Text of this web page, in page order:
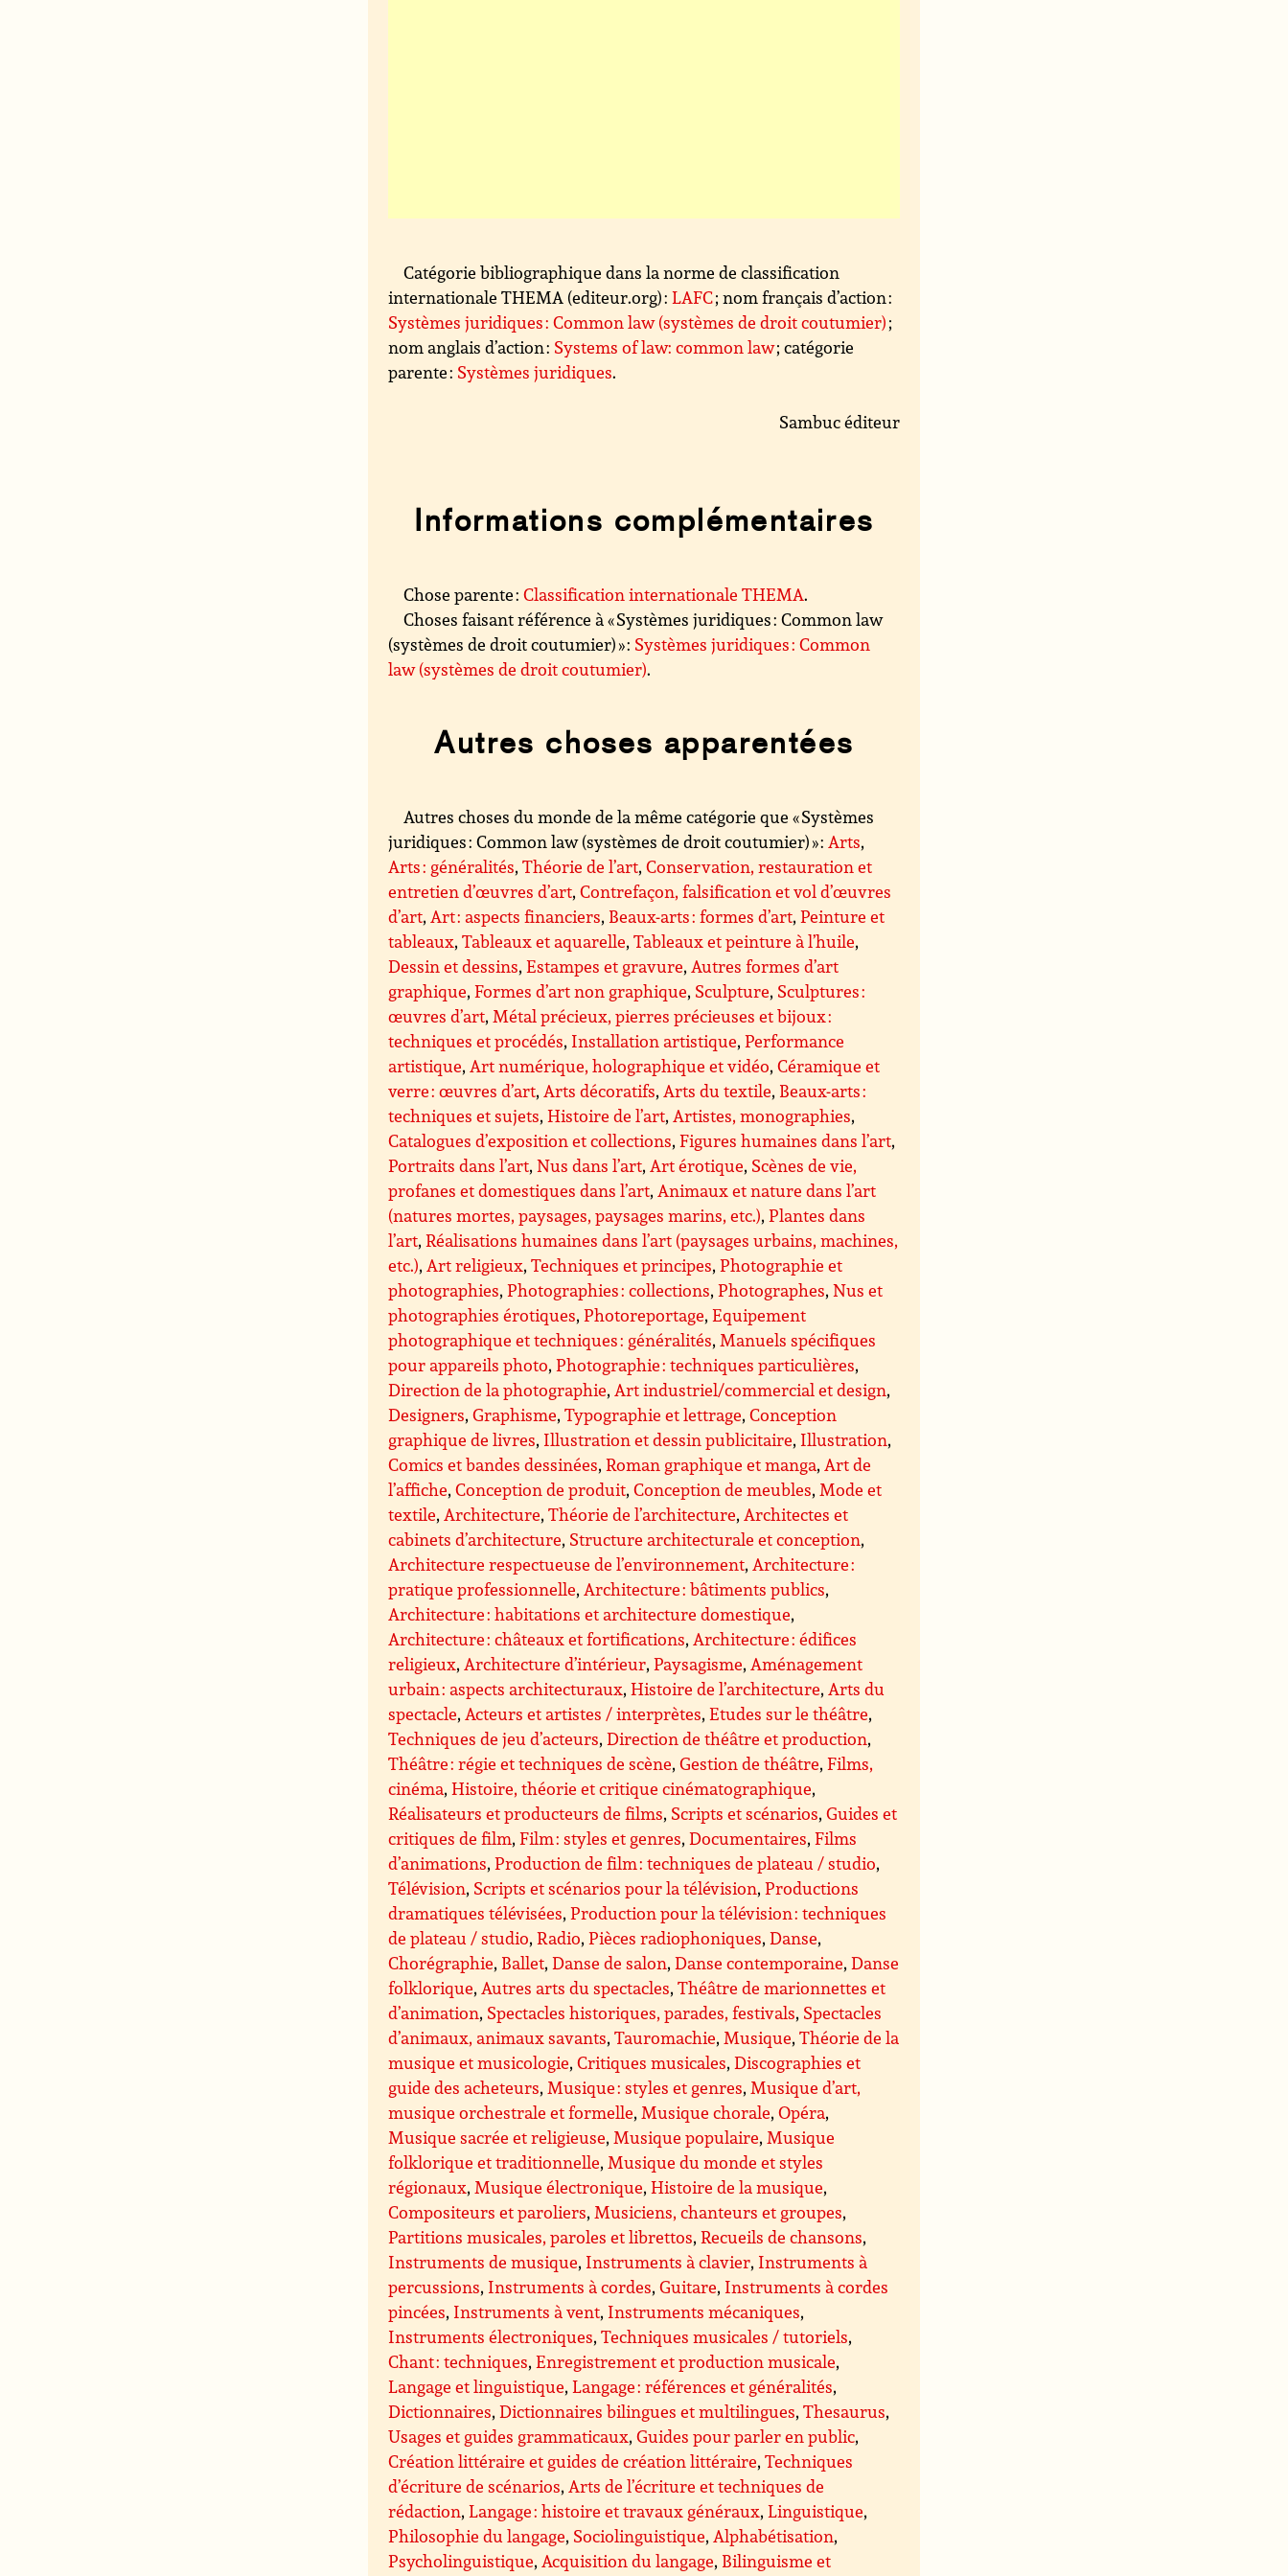
Catégorie bibliographique dans la norme de classification
internationale THEMA (editeur.org) :LAFC; nom français d’action :
Systèmes juridiques : Common law (systèmes de droit coutumier);
nom anglais d’action : Systems of law: common law; catégorie
parente : Systèmes juridiques.
Sambuc éditeur
Informations complémentaires
Chose parente :Classification internationale THEMA.
Choses faisant référence à « Systèmes juridiques : Common law
(systèmes de droit coutumier) » : Systèmes juridiques : Common
law (systèmes de droit coutumier).
Autres choses apparentées
Autres choses du monde de la même catégorie que « Systèmes
juridiques : Common law (systèmes de droit coutumier) » :Arts,
Arts : généralités,Théorie de l’art,Conservation, restauration et
entretien d’œuvres d’art,Contrefaçon, falsification et vol d’œuvres
d’art,Art : aspects financiers, Beaux-arts : formes d’art,Peinture et
tableaux,Tableaux et aquarelle,Tableaux et peinture à l’huile,
Dessin et dessins,Estampes et gravure,Autres formes d’art
graphique,Formes d’art non graphique, Sculpture, Sculptures :
œuvres d’art,Métal précieux, pierres précieuses et bijoux :
techniques et procédés, Installation artistique,Performance
artistique,Art numérique, holographique et vidéo,Céramique et
verre : œuvres d’art,Arts décoratifs,Arts du textile, Beaux-arts :
techniques et sujets,Histoire de l’art,Artistes, monographies,
Catalogues d’exposition et collections,Figures humaines dans l’art,
Portraits dans l’art,Nus dans l’art,Art érotique, Scènes de vie,
profanes et domestiques dans l’art,Animaux et nature dans l’art
(natures mortes, paysages, paysages marins, etc.),Plantes dans
l’art,Réalisations humaines dans l’art (paysages urbains, machines,
etc.),Art religieux,Techniques et principes,Photographie et
photographies,Photographies : collections,Photographes,Nus et
photographies érotiques,Photoreportage,Equipement
photographique et techniques : généralités,Manuels spécifiques
pour appareils photo,Photographie : techniques particulières,
Direction de la photographie,Art industriel/commercial et design,
Designers,Graphisme,Typographie et lettrage,Conception
graphique de livres, Illustration et dessin publicitaire, Illustration,
Comics et bandes dessinées,Roman graphique et manga,Art de
l’affiche,Conception de produit,Conception de meubles,Mode et
textile,Architecture,Théorie de l’architecture,Architectes et
cabinets d’architecture, Structure architecturale et conception,
Architecture respectueuse de l’environnement,Architecture :
pratique professionnelle,Architecture : bâtiments publics,
Architecture : habitations et architecture domestique,
Architecture : châteaux et fortifications,Architecture : édifices
religieux,Architecture d’intérieur,Paysagisme,Aménagement
urbain : aspects architecturaux,Histoire de l’architecture,Arts du
spectacle,Acteurs et artistes / interprètes,Etudes sur le théâtre,
Techniques de jeu d’acteurs,Direction de théâtre et production,
Théâtre : régie et techniques de scène,Gestion de théâtre,Films,
cinéma,Histoire, théorie et critique cinématographique,
Réalisateurs et producteurs de films, Scripts et scénarios,Guides et
critiques de film,Film : styles et genres,Documentaires,Films
d’animations,Production de film : techniques de plateau / studio,
Télévision, Scripts et scénarios pour la télévision,Productions
dramatiques télévisées,Production pour la télévision : techniques
de plateau / studio,Radio,Pièces radiophoniques,Danse,
Chorégraphie, Ballet,Danse de salon,Danse contemporaine,Danse
folklorique,Autres arts du spectacles,Théâtre de marionnettes et
d’animation, Spectacles historiques, parades, festivals, Spectacles
d’animaux, animaux savants,Tauromachie,Musique,Théorie de la
musique et musicologie,Critiques musicales,Discographies et
guide des acheteurs,Musique : styles et genres,Musique d’art,
musique orchestrale et formelle,Musique chorale,Opéra,
Musique sacrée et religieuse,Musique populaire,Musique
folklorique et traditionnelle,Musique du monde et styles
régionaux,Musique électronique,Histoire de la musique,
Compositeurs et paroliers,Musiciens, chanteurs et groupes,
Partitions musicales, paroles et librettos,Recueils de chansons,
Instruments de musique, Instruments à clavier, Instruments à
percussions, Instruments à cordes,Guitare, Instruments à cordes
pincées, Instruments à vent, Instruments mécaniques,
Instruments électroniques,Techniques musicales / tutoriels,
Chant : techniques,Enregistrement et production musicale,
Langage et linguistique,Langage : références et généralités,
Dictionnaires,Dictionnaires bilingues et multilingues,Thesaurus,
Usages et guides grammaticaux,Guides pour parler en public,
Création littéraire et guides de création littéraire,Techniques
d’écriture de scénarios,Arts de l’écriture et techniques de
rédaction,Langage : histoire et travaux généraux,Linguistique,
Philosophie du langage, Sociolinguistique,Alphabétisation,
Psycholinguistique,Acquisition du langage, Bilinguisme et